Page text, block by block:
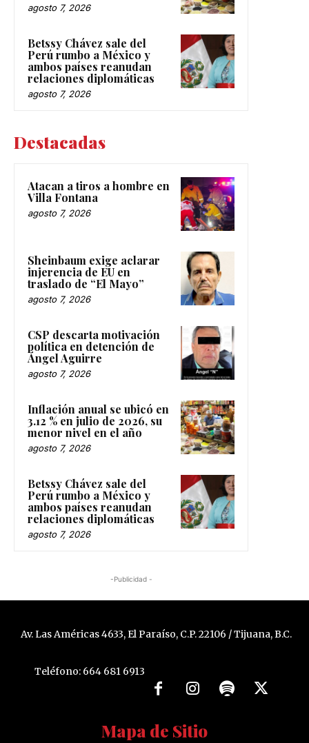
agosto 7, 2026
Betssy Chávez sale del
Perú rumbo a México y
ambos países reanudan
relaciones diplomáticas
agosto 7, 2026
Destacadas
Atacan a tiros a hombre en
Villa Fontana
agosto 7, 2026
Sheinbaum exige aclarar
injerencia de EU en
traslado de “El Mayo”
agosto 7, 2026
CSP descarta motivación
política en detención de
Ángel Aguirre
agosto 7, 2026
Inflación anual se ubicó en
3.12 % en julio de 2026, su
menor nivel en el año
agosto 7, 2026
Betssy Chávez sale del
Perú rumbo a México y
ambos países reanudan
relaciones diplomáticas
agosto 7, 2026
-Publicidad -
Av. Las Américas 4633, El Paraíso, C.P. 22106 / Tijuana, B.C.
Teléfono: 664 681 6913
Mapa de Sitio